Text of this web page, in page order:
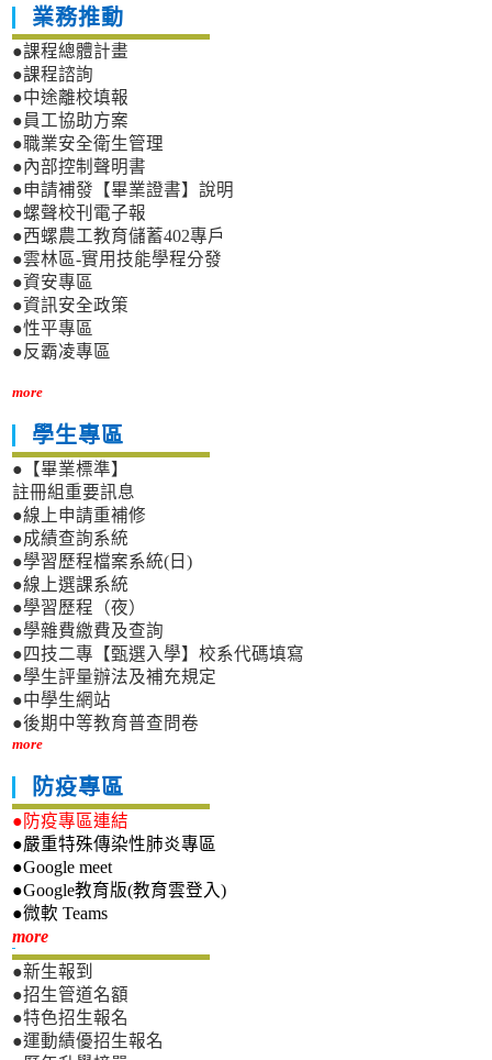
業務推動
●課程總體計畫
●課程諮詢
●中途離校填報
●員工協助方案
●職業安全衛生管理
●內部控制聲明書
●申請補發【畢業證書】說明
●螺聲校刊電子報
●西螺農工教育儲蓄402專戶
●雲林區-實用技能學程分發
●資安專區
●資訊安全政策
●性平專區
●反霸凌專區
more
學生專區
●【畢業標準】
註冊組重要訊息
●線上申請重補修
●成績查詢系統
●學習歷程檔案系統(日)
●線上選課系統
●學習歷程（夜）
●學雜費繳費及查詢
●四技二專【甄選入學】校系代碼填寫
●學生評量辦法及補充規定
●中學生網站
●後期中等教育普查問卷
more
防疫專區
●防疫專區連結
●嚴重特殊傳染性肺炎專區
●Google meet
●Google教育版(教育雲登入)
●微軟 Teams
more新生專區
●新生報到
●招生管道名額
●特色招生報名
●運動績優招生報名